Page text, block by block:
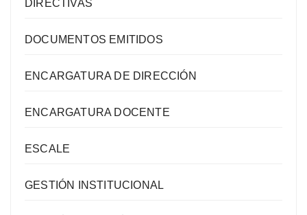
DIRECTIVAS
DOCUMENTOS EMITIDOS
ENCARGATURA DE DIRECCIÓN
ENCARGATURA DOCENTE
ESCALE
GESTIÓN INSTITUCIONAL